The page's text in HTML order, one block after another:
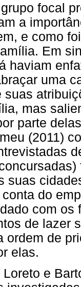
focal
a
e como
Em
haviam
uma
suas
mas
parte
(2011)
suas
do
com
de lazer
ordem de
elas.
e